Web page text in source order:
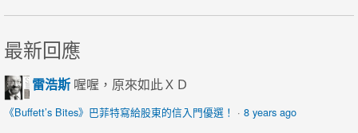
最新回應
雷浩斯 喔喔，原來如此ＸＤ
《Buffett’s Bites》巴菲特寫給股東的信入門優選！ · 8 years ago